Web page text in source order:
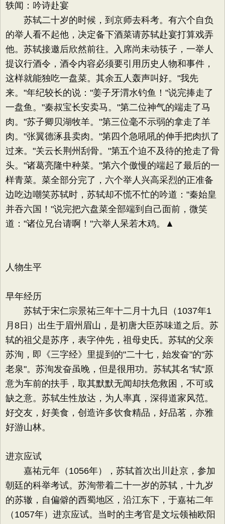
轶闻：吟诗赴宴
苏轼二十岁的时候，到京师去科考。有六个自负
的举人看不起他，决定备下酒菜请苏轼赴宴打算戏弄
他。苏轼接邀后欣然前往。入席尚未动筷子，一举人
提议行酒令，酒令内容必须要引用历史人物和事件，
这样就能独吃一盘菜。其余五人轰声叫好。"我先
来。"年纪较长的说："姜子牙渭水钓鱼！"说完捧走了
一盘鱼。"秦叔宝长安卖马。"第二位神气的端走了马
肉。"苏子卿贝湖牧羊。"第三位毫不示弱的拿走了羊
肉。"张翼德涿县卖肉。"第四个急吼吼的伸手把肉扒了
过来。"关云长荆州刮骨。"第五个迫不及待的抢走了骨
头。"诸葛亮隆中种菜。"第六个傲慢的端起了最后的一
样青菜。菜全部分完了，六个举人兴高采烈的正准备
边吃边嘲笑苏轼时，苏轼却不慌不忙的吟道："秦始皇
并吞六国！"说完把六盘菜全部端到自己面前，微笑
道："诸位兄台请啊！"六举人呆若木鸡。▲
人物生平
早年经历
苏轼于宋仁宗景祐三年十二月十九日（1037年1
月8日）出生于眉州眉山，是初唐大臣苏味道之后。苏
轼的祖父是苏序，表字仲先，祖母史氏。苏轼的父亲
苏洵，即《三字经》里提到的"二十七，始发奋"的"苏
老泉"。苏洵发奋虽晚，但是很用功。苏轼其名"轼"原
意为车前的扶手，取其默默无闻却扶危救困，不可或
缺之意。苏轼生性放达，为人率真，深得道家风范。
好交友，好美食，创造许多饮食精品，好品茗，亦雅
好游山林。
进京应试
嘉祐元年（1056年），苏轼首次出川赴京，参加
朝廷的科举考试。苏洵带着二十一岁的苏轼，十九岁
的苏辙，自偏僻的西蜀地区，沿江东下，于嘉祐二年
（1057年）进京应试。当时的主考官是文坛领袖欧阳